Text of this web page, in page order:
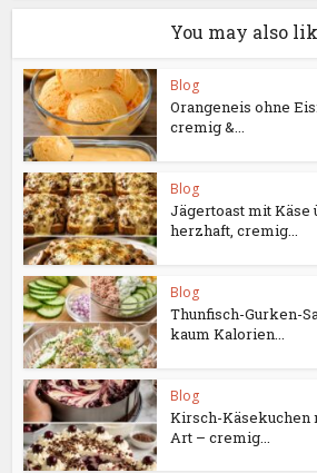
You may also
Blog
Orangeneis ohne
cremig &...
Blog
Jägertoast mit Käse
herzhaft, cremig...
Blog
Thunfisch-Gurken-
kaum Kalorien...
Blog
Kirsch-Käsekuchen
Art – cremig...